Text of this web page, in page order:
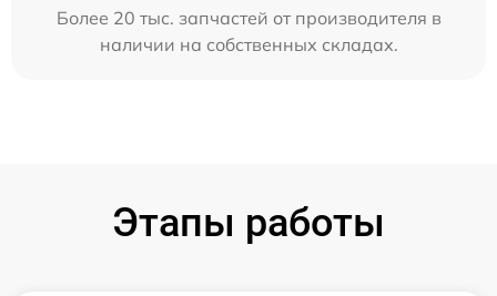
Более 20 тыс. запчастей от производителя в
наличии на собственных складах.
Этапы работы